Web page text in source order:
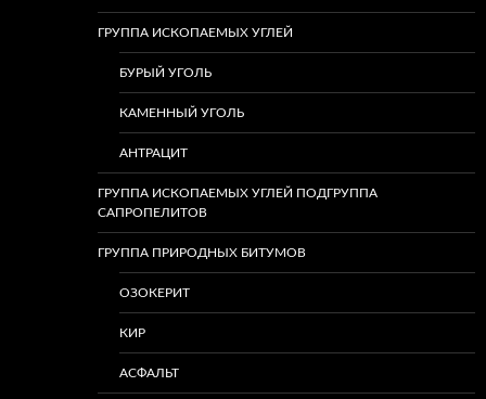
ГРУППА ИСКОПАЕМЫХ УГЛЕЙ
БУРЫЙ УГОЛЬ
КАМЕННЫЙ УГОЛЬ
АНТРАЦИТ
ГРУППА ИСКОПАЕМЫХ УГЛЕЙ ПОДГРУППА
САПРОПЕЛИТОВ
ГРУППА ПРИРОДНЫХ БИТУМОВ
ОЗОКЕРИТ
КИР
АСФАЛЬТ